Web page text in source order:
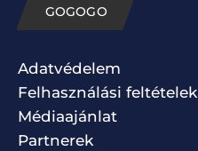
GOGOGO
Adatvédelem
Felhasználási feltételek
Médiaajánlat
Partnerek